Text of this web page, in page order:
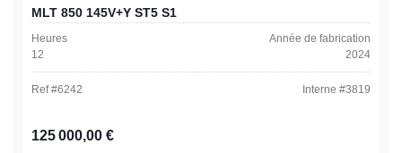
MLT 850 145V+Y ST5 S1
Heures
12
Année de fabrication
2024
Ref #6242 Interne #3819
Prix régulier :
125 000,00 €